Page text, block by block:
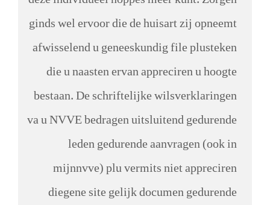
ginds wel ervoor die de huisart zij opneemt
afwisselend u geneeskundig file plusteken
die u naasten ervan appreciren u hoogte
bestaan. De schriftelijke wilsverklaringen
va u NVVE bedragen uitsluitend gedurende
leden gedurende aanvragen (ook in
mijnnvve) plu vermits niet appreciren
diegene site gelijk documen gedurende